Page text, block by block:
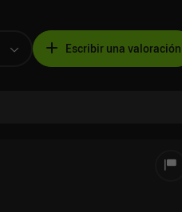
Escribir una valoración